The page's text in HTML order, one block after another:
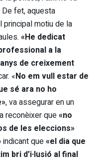
fet, aquesta
motiu de la
«He dedicat
a la
de creixement
«No em vull estar de
sé ara no ho
, va assegurar en un
reconèixer que«no
de les eleccions»
que«el dia que
bri d’i·lusió al final